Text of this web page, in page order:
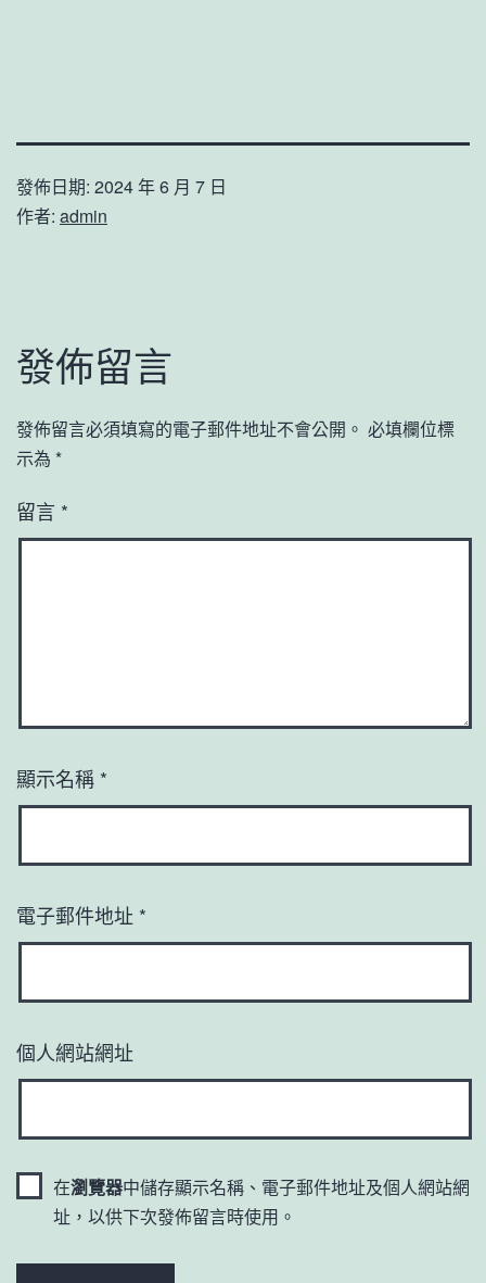
發佈日期: 2024 年 6 月 7 日
作者: admin
發佈留言
發佈留言必須填寫的電子郵件地址不會公開。 必填欄位標
示為 *
留言 *
顯示名稱 *
電子郵件地址 *
個人網站網址
在瀏覽器中儲存顯示名稱、電子郵件地址及個人網站網
址，以供下次發佈留言時使用。